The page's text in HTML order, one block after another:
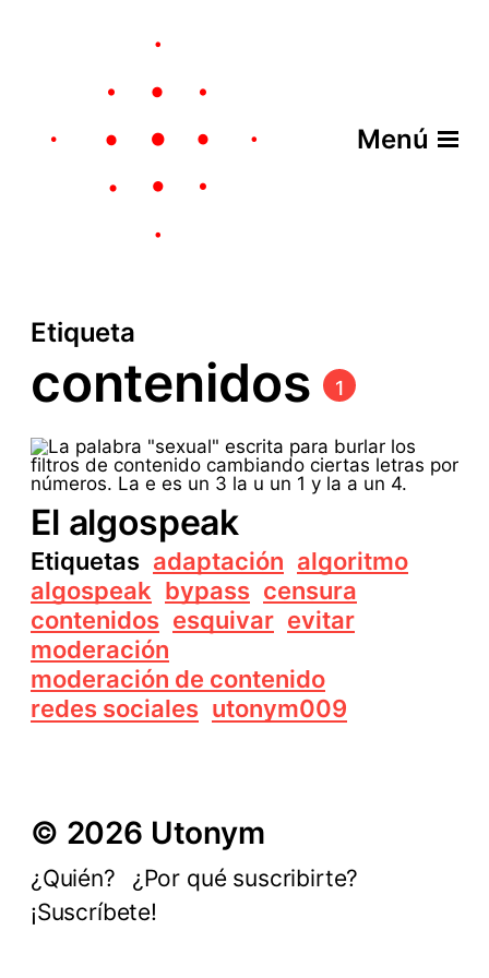
Menú
Etiqueta
contenidos 1
El algospeak
Etiquetas adaptación algoritmo
algospeak bypass censura
contenidos esquivar evitar
moderación
moderación de contenido
redes sociales utonym009
© 2026 Utonym
¿Quién?
¿Por qué suscribirte?
¡Suscríbete!